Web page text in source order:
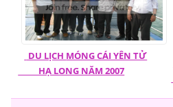
DU LỊCH MÓNG CÁI YÊN TỬ
HẠ LONG NĂM 2007